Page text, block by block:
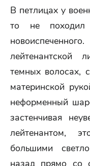
В петлицах у
то не
лейтенантской
темных волосах,
материнской
неформенный
застенчивая
лейтенантом,
большими
назад прямо со